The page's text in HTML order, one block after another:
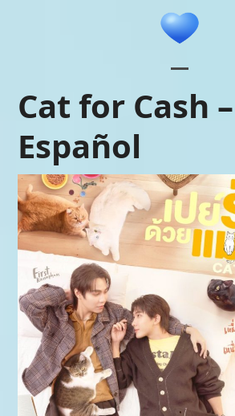
mobile
mobile
Cat for Cash
Español